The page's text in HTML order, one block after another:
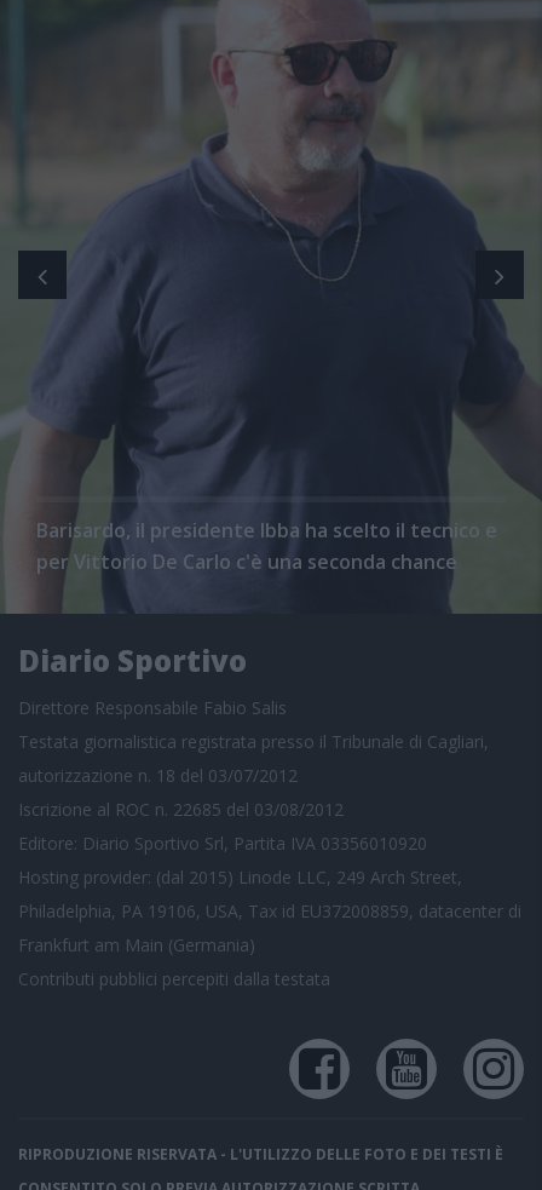
Barisardo, il presidente Ibba ha scelto il tecnico e
per Vittorio De Carlo c'è una seconda chance
Diario Sportivo
Direttore Responsabile Fabio Salis
Testata giornalistica registrata presso il Tribunale di Cagliari,
autorizzazione n. 18 del 03/07/2012
Iscrizione al ROC n. 22685 del 03/08/2012
Editore: Diario Sportivo Srl, Partita IVA 03356010920
Hosting provider: (dal 2015) Linode LLC, 249 Arch Street,
Philadelphia, PA 19106, USA, Tax id EU372008859, datacenter di
Frankfurt am Main (Germania)
Contributi pubblici percepiti dalla testata
RIPRODUZIONE RISERVATA - L'UTILIZZO DELLE FOTO E DEI TESTI È